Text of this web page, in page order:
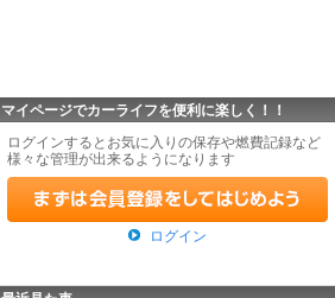
マイページでカーライフを便利に楽しく！！
ログインするとお気に入りの保存や燃費記録など
様々な管理が出来るようになります
ログイン